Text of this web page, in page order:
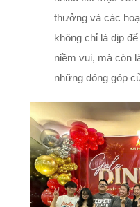
thưởng và các
không chỉ là dịp
niềm vui, mà còn
những đóng góp